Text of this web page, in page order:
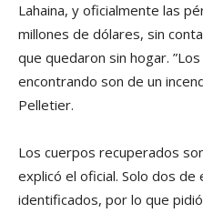
Lahaina, y oficialmente las
millones de dólares, sin
que quedaron sin hogar.
encontrando son de un
Pelletier.
Los cuerpos recuperados
explicó el oficial. Solo dos
identificados, por lo que